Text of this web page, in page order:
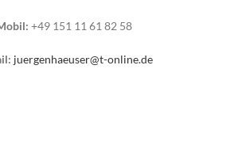
+49 151 11 61 82 58
juergenhaeuser@t-online.de